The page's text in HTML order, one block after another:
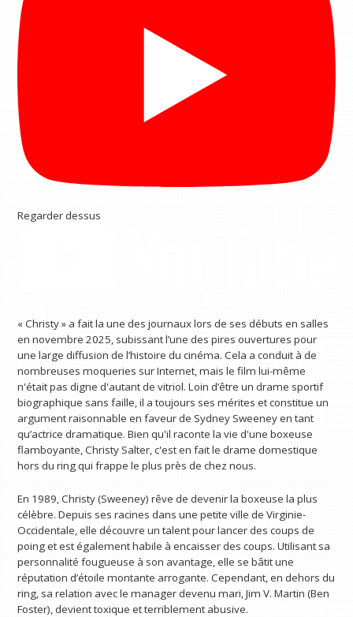
Regarder dessus
« Christy » a fait la une des journaux lors de ses débuts en salles
en novembre 2025, subissant l’une des pires ouvertures pour
une large diffusion de l’histoire du cinéma. Cela a conduit à de
nombreuses moqueries sur Internet, mais le film lui-même
n'était pas digne d'autant de vitriol. Loin d’être un drame sportif
biographique sans faille, il a toujours ses mérites et constitue un
argument raisonnable en faveur de Sydney Sweeney en tant
qu’actrice dramatique. Bien qu'il raconte la vie d'une boxeuse
flamboyante, Christy Salter, c'est en fait le drame domestique
hors du ring qui frappe le plus près de chez nous.
En 1989, Christy (Sweeney) rêve de devenir la boxeuse la plus
célèbre. Depuis ses racines dans une petite ville de Virginie-
Occidentale, elle découvre un talent pour lancer des coups de
poing et est également habile à encaisser des coups. Utilisant sa
personnalité fougueuse à son avantage, elle se bâtit une
réputation d’étoile montante arrogante. Cependant, en dehors du
ring, sa relation avec le manager devenu mari, Jim V. Martin (Ben
Foster), devient toxique et terriblement abusive.